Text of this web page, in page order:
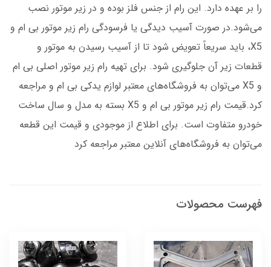
را بر عهده دارد. این رام از جنس فلز بوده و در زیر موتور نصب
می‌شود.در صورت آسیب دیدگی یا فرسودگی رام زیر موتور بی ام و
X5، باید سریعاً تعویض شود تا از آسیب رسیدن به موتور و
قطعات زیر آن جلوگیری شود. برای تهیه رام زیر موتور اصلی بی ام
و X5 می‌توان به فروشگاه‌های معتبر لوازم یدکی بی ام و مراجعه
کرد.قیمت رام زیر موتور بی ام و X5 بسته به مدل و سال ساخت
خودرو متفاوت است. برای اطلاع از موجودی و قیمت این قطعه
می‌توان به فروشگاه‌های آنلاین معتبر مراجعه کرد
فهرست محصولات